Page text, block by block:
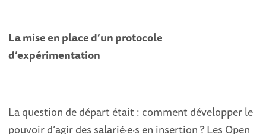
La mise en place d’un protocole
d’expérimentation
La question de départ était : comment développer le
pouvoir d’agir des salarié·e·s en insertion ? Les Open